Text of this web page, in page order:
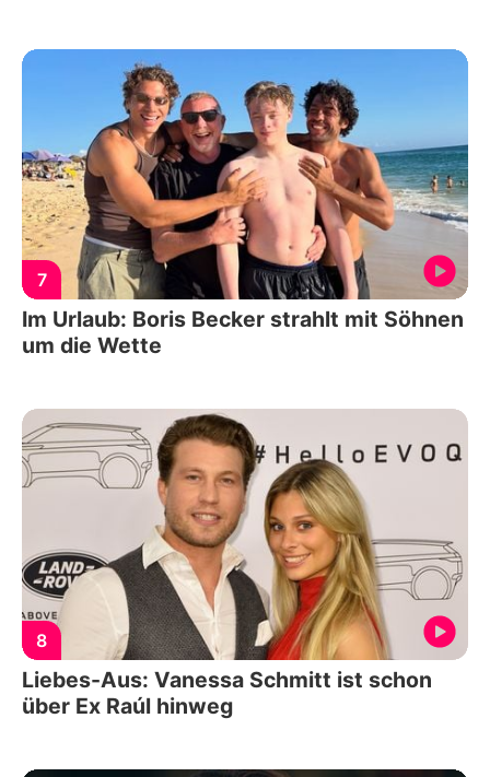
7
Im Urlaub: Boris Becker strahlt mit Söhnen
um die Wette
8
Liebes-Aus: Vanessa Schmitt ist schon
über Ex Raúl hinweg